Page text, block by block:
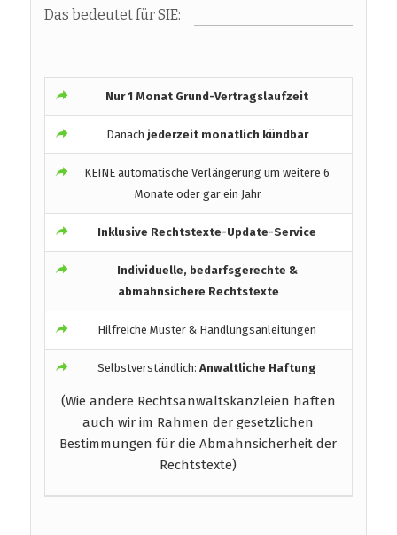
Das bedeutet für SIE:
Nur 1 Monat Grund-Vertragslaufzeit
Danach jederzeit monatlich kündbar
KEINE automatische Verlängerung um weitere 6
Monate oder gar ein Jahr
Inklusive Rechtstexte-Update-Service
Individuelle, bedarfsgerechte &
abmahnsichere Rechtstexte
Hilfreiche Muster & Handlungsanleitungen
Selbstverständlich:Anwaltliche Haftung
(Wie andere Rechtsanwaltskanzleien haften
auch wir im Rahmen der gesetzlichen
Bestimmungen für die Abmahnsicherheit der
Rechtstexte)